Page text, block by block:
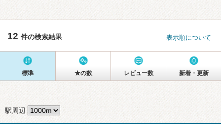
12 件の検索結果 表示順について
標準 ★の数 レビュー数 新着・更新
駅周辺